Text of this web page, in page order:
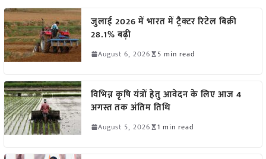
जुलाई 2026 में भारत में ट्रैक्टर रिटेल बिक्री
28.1% बढ़ी
August 6, 2026 5 min read
विभिन्न कृषि यंत्रों हेतु आवेदन के लिए आज 4
अगस्त तक अंतिम तिथि
August 5, 2026 1 min read